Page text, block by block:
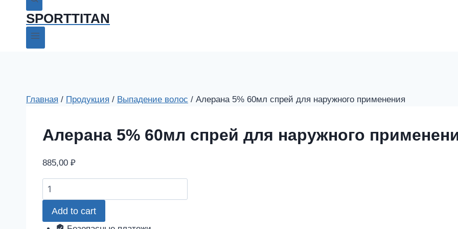
SPORTTITAN
Главная / Продукция / Выпадение волос / Алерана 5% 60мл спрей для наружного применения
Алерана 5% 60мл спрей для наружного
885,00 ₽
Алерана
5%
60мл
спрей
Add to cart